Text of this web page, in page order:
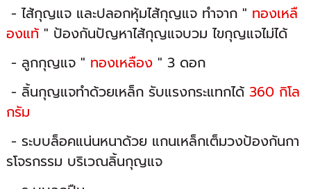
- ไส้กุญแจ และปลอกหุ้มไส้กุญแจ ทำจาก " ทองเหลื
องแท้" ป้องกันปัญหาไส้กุญแจบวม ไขกุญแจไม่ได้
- ลูกกุญแจ " ทองเหลือง " 3 ดอก
- ลิ้นกุญแจทำด้วยเหล็ก รับแรงกระแทกได้360 กิโล
กรัม
- ระบบล็อคแน่นหนาด้วย แกนเหล็กเต็มวงป้องกันกา
รโจรกรรม บริเวณลิ้นกุญแจ